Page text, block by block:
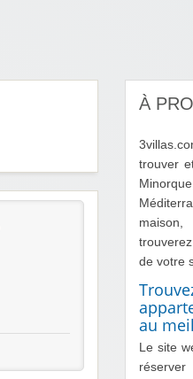
À
trouver
de votre
au
Le site